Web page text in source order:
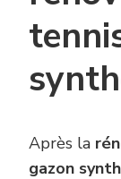
Après la
gazon